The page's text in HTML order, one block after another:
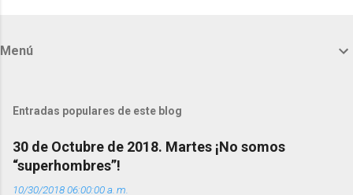
t
r
i
Menú
Entradas populares de este blog
30 de Octubre de 2018. Martes ¡No somos
“superhombres”!
10/30/2018 06:00:00 a. m.